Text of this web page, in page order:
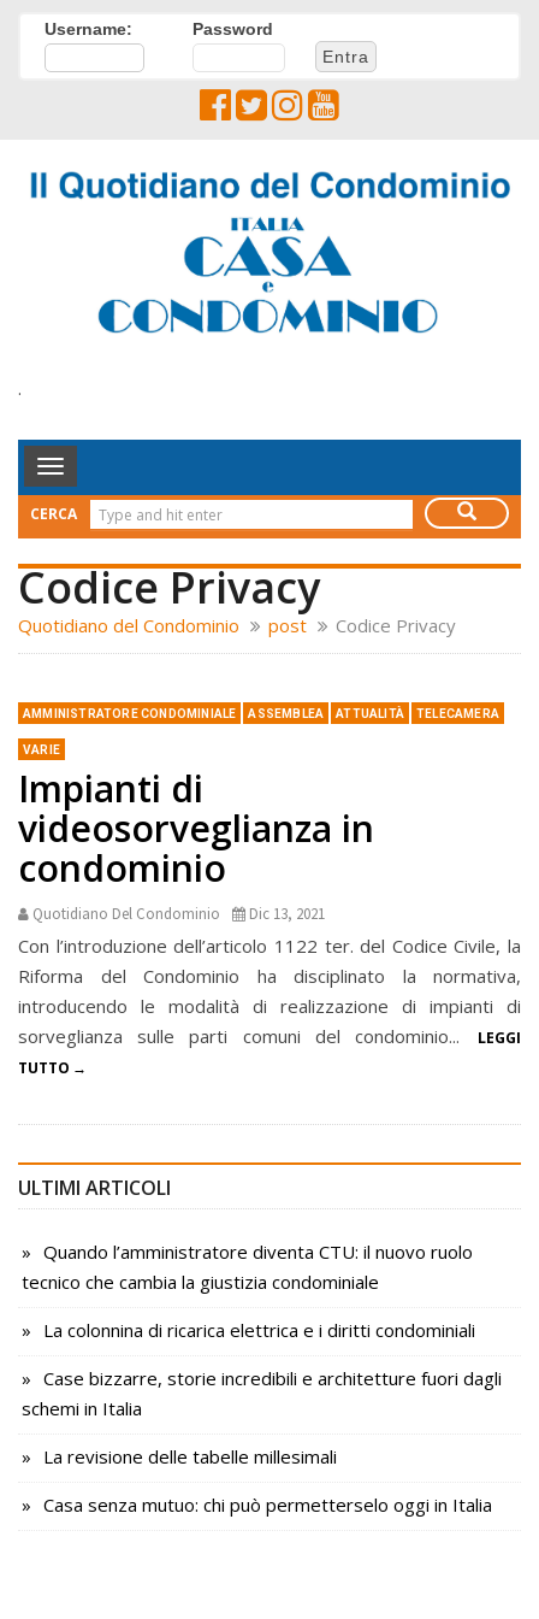
Username: Password
.
Toggle
Navigation
CERCA
Codice Privacy
Quotidiano del Condominio post Codice Privacy
AMMINISTRATORE CONDOMINIALE ASSEMBLEA ATTUALITÀ TELECAMERA
VARIE
Impianti di
videosorveglianza in
condominio
Quotidiano Del Condominio Dic 13, 2021
Con l’introduzione dell’articolo 1122 ter. del Codice Civile, la
Riforma del Condominio ha disciplinato la normativa,
introducendo le modalità di realizzazione di impianti di
sorveglianza sulle parti comuni del condominio...
LEGGI
TUTTO
ULTIMI ARTICOLI
Quando l’amministratore diventa CTU: il nuovo ruolo
tecnico che cambia la giustizia condominiale
La colonnina di ricarica elettrica e i diritti condominiali
Case bizzarre, storie incredibili e architetture fuori dagli
schemi in Italia
La revisione delle tabelle millesimali
Casa senza mutuo: chi può permetterselo oggi in Italia